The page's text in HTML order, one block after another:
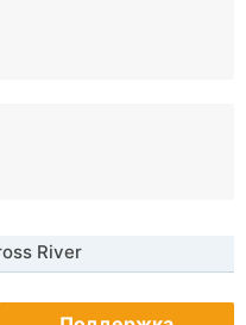
River